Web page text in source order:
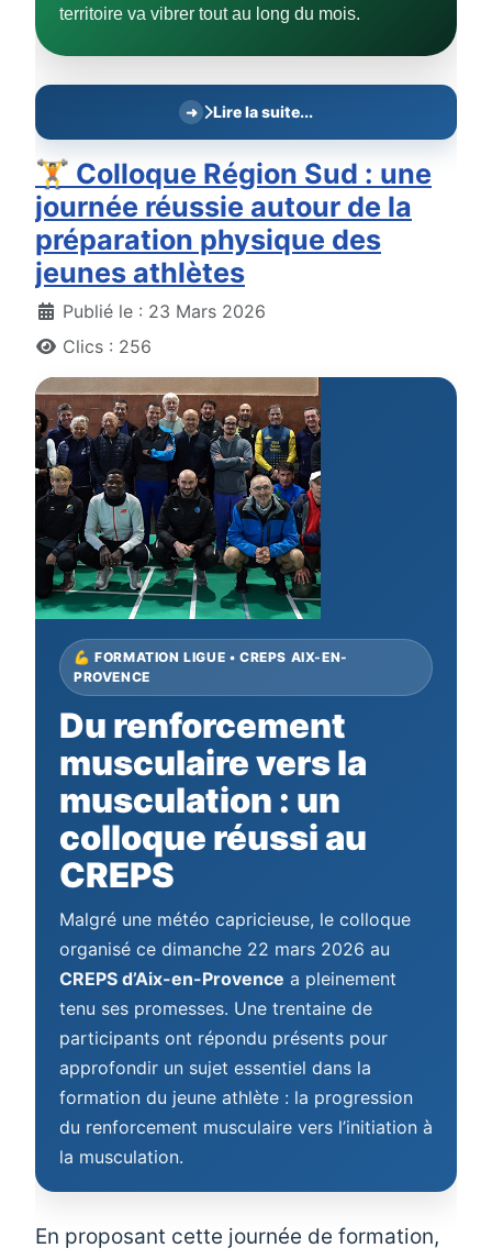
territoire va vibrer tout au long du mois.
Lire la suite...
🏋️ Colloque Région Sud : une
journée réussie autour de la
préparation physique des
jeunes athlètes
DétailsPublié le : 23 Mars 2026
Clics : 256
💪 FORMATION LIGUE • CREPS AIX-EN-
PROVENCE
Du renforcement
musculaire vers la
musculation : un
colloque réussi au
CREPS
Malgré une météo capricieuse, le colloque
organisé ce dimanche 22 mars 2026 au
CREPS d’Aix-en-Provence a pleinement
tenu ses promesses. Une trentaine de
participants ont répondu présents pour
approfondir un sujet essentiel dans la
formation du jeune athlète : la progression
du renforcement musculaire vers l’initiation à
la musculation.
En proposant cette journée de formation,